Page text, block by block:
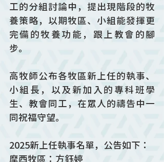
工的分組討論中，提出現階段的牧
養策略，以期牧區、小組能發揮更
完備的牧養功能，跟上教會的腳
步。
高牧師公布各牧區新上任的執事、
小組長，以及新加入的專科班學
生、教會同工，在眾人的禱告中一
同祝福守望。
2025新上任執事名單，公告如下：
摩西牧區：方鈺婷